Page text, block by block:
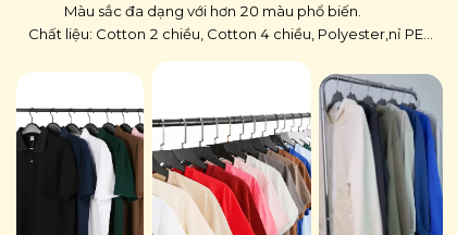
Màu sắc đa dạng với hơn 20 màu phổ biến.
Chất liệu: Cotton 2 chiều, Cotton 4 chiều, Polyester,nỉ PE...